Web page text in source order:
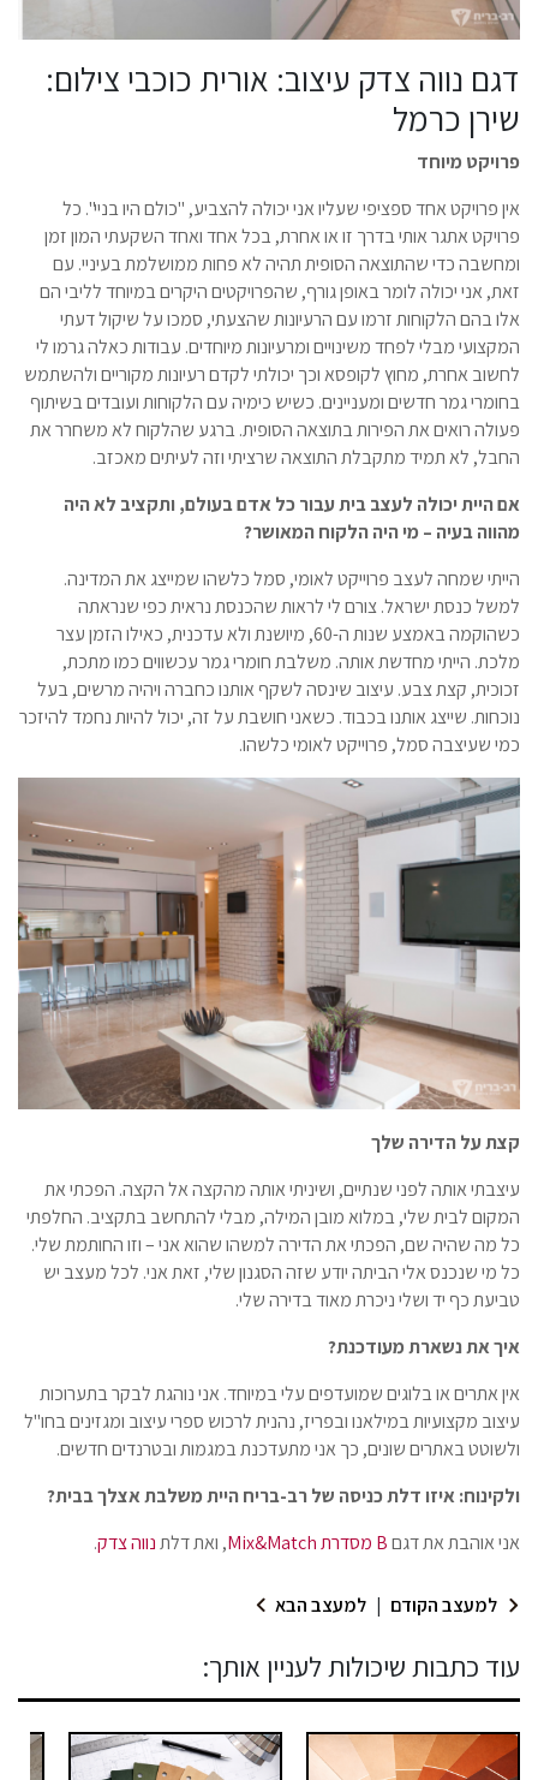
דגם נווה צדק עיצוב: אורית כוכבי צילום:
שירן כרמל
פרויקט מיוחד
אין פרויקט אחד ספציפי שעליו אני יכולה להצביע, "כולם היו בניי". כל
פרויקט אתגר אותי בדרך זו או אחרת, בכל אחד ואחד השקעתי המון זמן
ומחשבה כדי שהתוצאה הסופית תהיה לא פחות ממושלמת בעיניי. עם
זאת, אני יכולה לומר באופן גורף, שהפרויקטים היקרים במיוחד לליבי הם
אלו בהם הלקוחות זרמו עם הרעיונות שהצעתי, סמכו על שיקול דעתי
המקצועי מבלי לפחד משינויים ומרעיונות מיוחדים. עבודות כאלה גרמו לי
לחשוב אחרת, מחוץ לקופסא וכך יכולתי לקדם רעיונות מקוריים ולהשתמש
בחומרי גמר חדשים ומעניינים. כשיש כימיה עם הלקוחות ועובדים בשיתוף
פעולה רואים את הפירות בתוצאה הסופית. ברגע שהלקוח לא משחרר את
החבל, לא תמיד מתקבלת התוצאה שרציתי וזה לעיתים מאכזב.
אם היית יכולה לעצב בית עבור כל אדם בעולם, ותקציב לא היה
מהווה בעיה – מי היה הלקוח המאושר?
הייתי שמחה לעצב פרוייקט לאומי, סמל כלשהו שמייצג את המדינה.
למשל כנסת ישראל. צורם לי לראות שהכנסת נראית כפי שנראתה
כשהוקמה באמצע שנות ה-60, מיושנת ולא עדכנית, כאילו הזמן עצר
מלכת. הייתי מחדשת אותה. משלבת חומרי גמר עכשווים כמו מתכת,
זכוכית, קצת צבע. עיצוב שינסה לשקף אותנו כחברה ויהיה מרשים, בעל
נוכחות. שייצג אותנו בכבוד. כשאני חושבת על זה, יכול להיות נחמד להיזכר
כמי שעיצבה סמל, פרוייקט לאומי כלשהו.
קצת על הדירה שלך
עיצבתי אותה לפני שנתיים, ושיניתי אותה מהקצה אל הקצה. הפכתי את
המקום לבית שלי, במלוא מובן המילה, מבלי להתחשב בתקציב. החלפתי
כל מה שהיה שם, הפכתי את הדירה למשהו שהוא אני – וזו החותמת שלי.
כל מי שנכנס אלי הביתה יודע שזה הסגנון שלי, זאת אני. לכל מעצב יש
טביעת כף יד ושלי ניכרת מאוד בדירה שלי.
איך את נשארת מעודכנת?
אין אתרים או בלוגים שמועדפים עלי במיוחד. אני נוהגת לבקר בתערוכות
עיצוב מקצועיות במילאנו ובפריז, נהנית לרכוש ספרי עיצוב ומגזינים בחו"ל
ולשוטט באתרים שונים, כך אני מתעדכנת במגמות ובטרנדים חדשים.
ולקינוח: איזו דלת כניסה של רב-בריח היית משלבת אצלך בבית?
אני אוהבת את דגםB מסדרת Mix&Match , ואת דלתנווה צדק.
למעצב הקודם | למעצב הבא
עוד כתבות שיכולות לעניין אותך: